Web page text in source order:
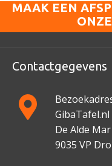
MAAK EEN
Contactgegevens
GibaTafel.nl
De Alde
9035 VP